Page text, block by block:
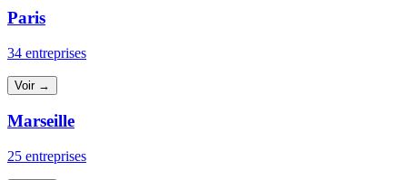
Paris
34 entreprises
Voir →
Marseille
25 entreprises